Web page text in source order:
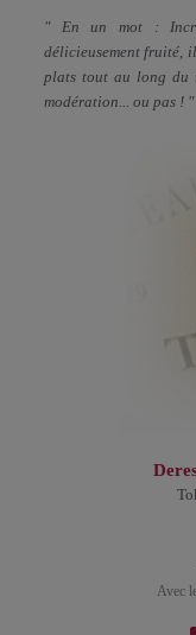
" En un mot :
délicieusement fruité,
plats tout au long du
modération... ou pas ! "
Avec